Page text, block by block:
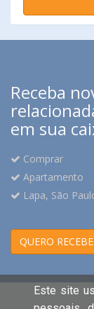
Receba
em sua
Comprar
Apartamento
Lapa, São
QUERO
Este site